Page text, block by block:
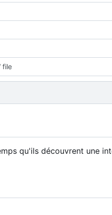
file
qu'ils découvrent une